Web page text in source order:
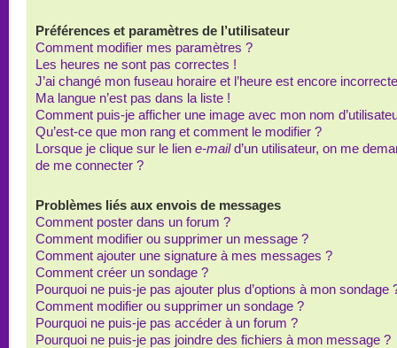
Préférences et paramètres de l’utilisateur
Comment modifier mes paramètres ?
Les heures ne sont pas correctes !
J’ai changé mon fuseau horaire et l’heure est encore
Ma langue n’est pas dans la liste !
Comment puis-je afficher une image avec mon nom
Qu’est-ce que mon rang et comment le modifier ?
Lorsque je clique sur le lien e-maild’un utilisateur, on me
de me connecter ?
Problèmes liés aux envois de messages
Comment poster dans un forum ?
Comment modifier ou supprimer un message ?
Comment ajouter une signature à mes messages ?
Comment créer un sondage ?
Pourquoi ne puis-je pas ajouter plus d’options à mon sondage
Comment modifier ou supprimer un sondage ?
Pourquoi ne puis-je pas accéder à un forum ?
Pourquoi ne puis-je pas joindre des fichiers à mon message ?